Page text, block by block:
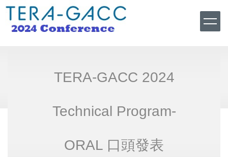
Jump
the
TERA-GACC 2024
Technical Program-
ORAL 口頭發表